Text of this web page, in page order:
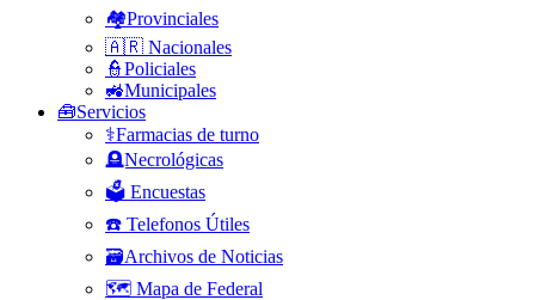
🏘️Provinciales
🇦🇷 Nacionales
👮Policiales
🚜Municipales
🧰Servicios
⚕️Farmacias de turno
🪦Necrológicas
🗳️ Encuestas
☎️ Telefonos Útiles
🗃️Archivos de Noticias
🗺️ Mapa de Federal